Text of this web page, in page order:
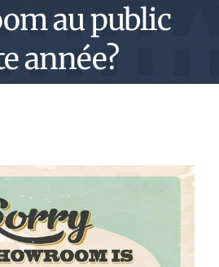
au public
année?